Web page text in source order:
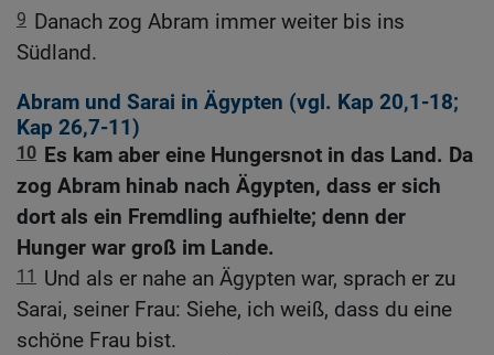
9 Danach zog Abram immer weiter bis ins
Südland.
Abram und Sarai in Ägypten (vgl. Kap 20,1-18;
Kap 26,7-11)
10 Es kam aber eine Hungersnot in das Land. Da
zog Abram hinab nach Ägypten, dass er sich
dort als ein Fremdling aufhielte; denn der
Hunger war groß im Lande.
11
Und als er nahe an Ägypten war, sprach er zu
Sarai, seiner Frau: Siehe, ich weiß, dass du eine
schöne Frau bist.